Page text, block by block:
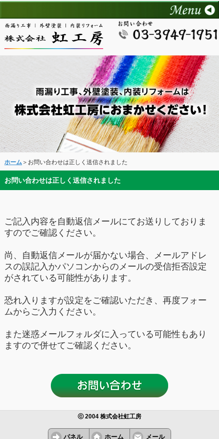
ホーム＞お問い合わせは正しく送信されました
お問い合わせは正しく送信されました
ご記入内容を自動返信メールにてお送りしておりま
すのでご確認ください。
尚、自動返信メールが届かない場合、メールアドレ
スの誤記入かパソコンからのメールの受信拒否設定
がされている可能性があります。
恐れ入りますが設定をご確認いただき、再度フォー
ムからご入力ください。
また迷惑メールフォルダに入っている可能性もあり
ますので併せてご確認ください。
ⓒ 2004 株式会社虹工房
パネル ホーム メール